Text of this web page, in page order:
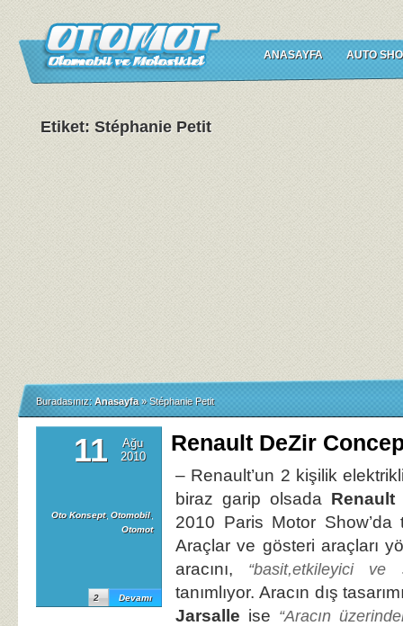
ANASAYFA AUTO
Etiket: Stéphanie Petit
Buradasınız: Anasayfa » Stéphanie Petit
11
Ağu
2010
Oto Konsept, Otomobil,
Otomot
Devamı
2
Renault DeZir
– Renault’un 2 kişilik
biraz garip olsada Renault
2010 Paris Motor Show’da
Araçlar ve gösteri araçları
aracını, “basit,etkileyici ve
tanımlıyor. Aracın dış
Jarsalle ise “Aracın